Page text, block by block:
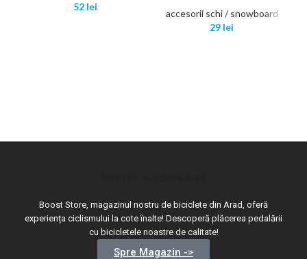
52 lei
accesorii schi / snowboard
29 lei
Boost Store, magazinul nostru de biciclete din Arad, oferă
experiența ciclismului la cote înalte! Descoperă plăcerea pedalării
cu bicicletele noastre de calitate!
Spre Magazin ->